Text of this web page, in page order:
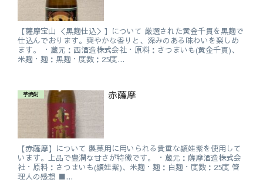
【薩摩宝山 ＜黒麹仕込＞】について 厳選された黄金千貫を黒麹で
仕込んでおります。爽やかな香りと、深みのある味わいを楽しめ
ます。 ・蔵元：西酒造株式会社・原料：さつまいも(黄金千貫)、
米麹・麹：黒麹・度数：25度...
芋焼酎 赤薩摩
【赤薩摩】について 製菓用に用いられる貴重な頴娃紫を使用して
います。上品で豊潤な甘さが特徴です。 ・蔵元：薩摩酒造株式会
社・原料：さつまいも(頴娃紫)、米麹・麹：白麹・度数：25度 管
理人の感想 ■...